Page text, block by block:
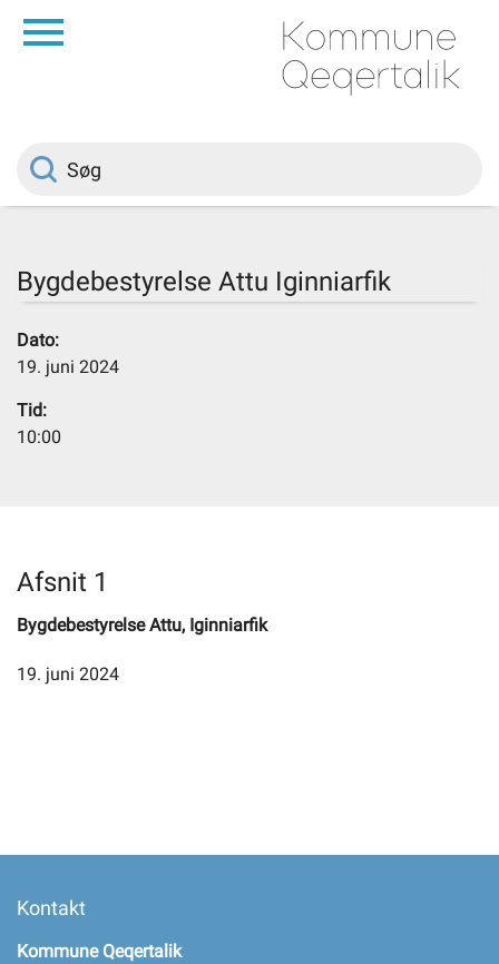
Borger
Vedtægter
Selvbetjening
Planportal
Tidsbestilling
Bygdebestyrelse Attu Iginniarfik
Dato:
19. juni 2024
Tid:
10:00
Afsnit 1
Bygdebestyrelse Attu, Iginniarfik
19. juni 2024
Kontakt
Kommune Qeqertalik